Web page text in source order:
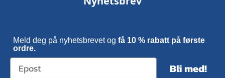
Meld deg på nyhetsbrevet og få 10 % rabatt på første
ordre.
Bli med!